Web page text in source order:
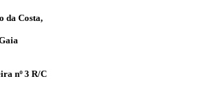
da Costa,
nº 3 R/C